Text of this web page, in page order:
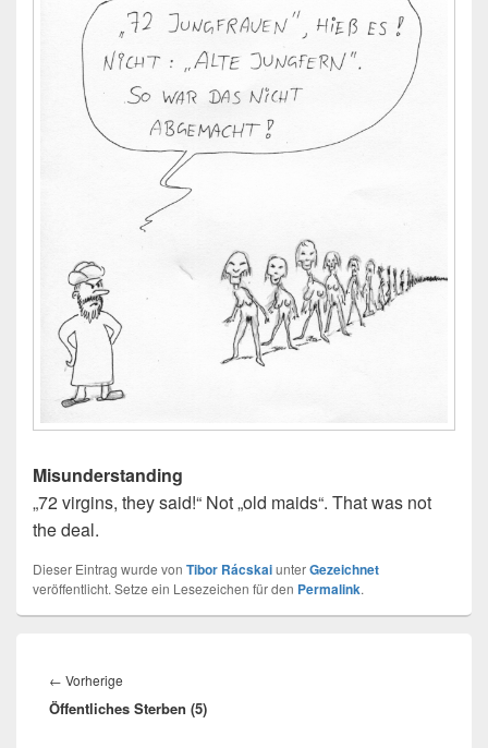
Misunderstanding
„72 virgins, they said!“ Not „old maids“. That was not
the deal.
Dieser Eintrag wurde von Tibor RácskaiunterGezeichnet
veröffentlicht. Setze ein Lesezeichen für den Permalink.
← Vorherige
Beitrag:
Öffentliches Sterben (5)